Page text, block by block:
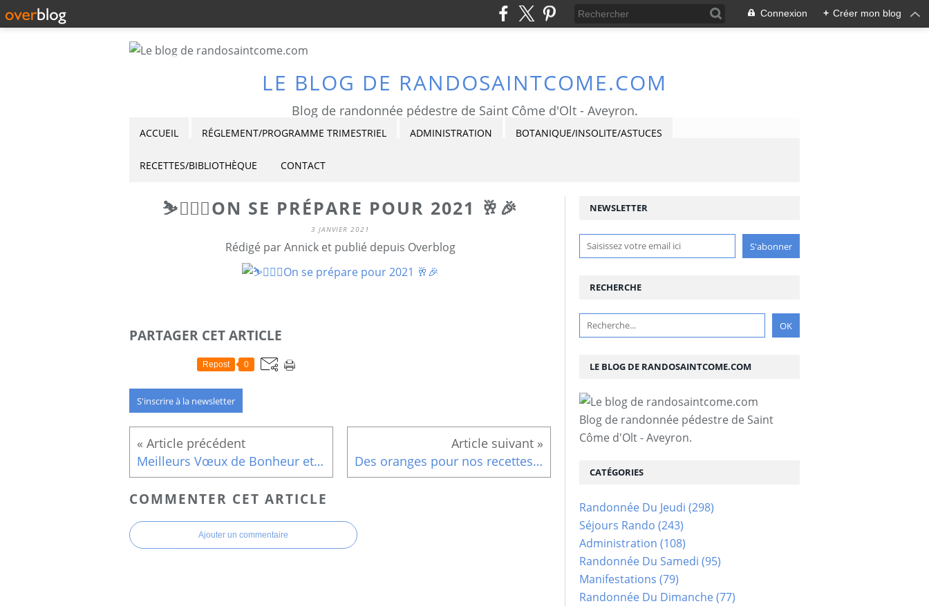
Connexion + Créer mon blog
LE BLOG DE RANDOSAINTCOME.COM
Blog de randonnée pédestre de Saint Côme d'Olt - Aveyron.
ACCUEIL RÉGLEMENT/PROGRAMME TRIMESTRIEL ADMINISTRATION BOTANIQUE/INSOLITE/ASTUCES
RECETTES/BIBLIOTHÈQUE CONTACT
⛷🏃🏻‍♂️ON SE PRÉPARE POUR 2021 🥂🎉
3 JANVIER 2021
Rédigé par Annick et publié depuis Overblog
PARTAGER CET ARTICLE
Repost 0
S'inscrire à la newsletter
Meilleurs Vœux de Bonheur et de Santé pour l' Année 2021 Des oranges pour nos recettes d'hiver
COMMENTER CET ARTICLE
Ajouter un commentaire
NEWSLETTER
RECHERCHE
LE BLOG DE RANDOSAINTCOME.COM
Blog de randonnée pédestre de Saint
Côme d'Olt - Aveyron.
CATÉGORIES
Randonnée Du Jeudi (298)
Séjours Rando (243)
Administration (108)
Randonnée Du Samedi (95)
Manifestations (79)
Randonnée Du Dimanche(77)